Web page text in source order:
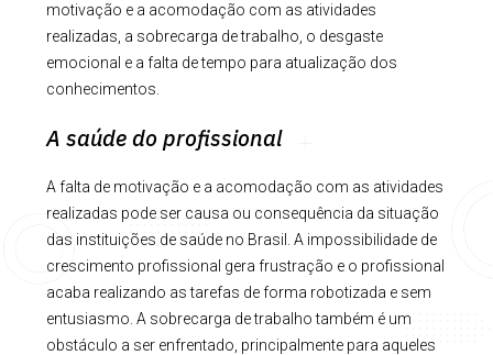
motivação e a acomodação com as atividades
realizadas, a sobrecarga de trabalho, o desgaste
emocional e a falta de tempo para atualização dos
conhecimentos.
A saúde do profissional
A falta de motivação e a acomodação com as atividades
realizadas pode ser causa ou consequência da situação
das instituições de saúde no Brasil. A impossibilidade de
crescimento profissional gera frustração e o profissional
acaba realizando as tarefas de forma robotizada e sem
entusiasmo. A sobrecarga de trabalho também é um
obstáculo a ser enfrentado, principalmente para aqueles